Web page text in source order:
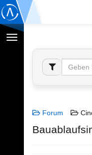
Navigation
umschalten
Forum